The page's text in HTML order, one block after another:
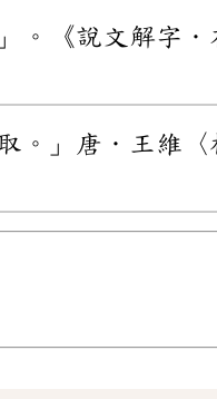
」。《說文解字
。」唐．王維